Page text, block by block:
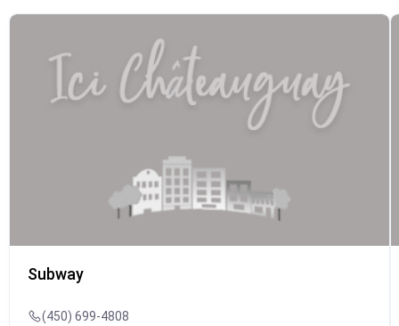
Subway
(450) 699-4808